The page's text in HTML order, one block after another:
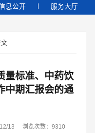
息公开 服务大厅
文
量标准、中药饮
中期汇报会的通
13 浏览次数：9310